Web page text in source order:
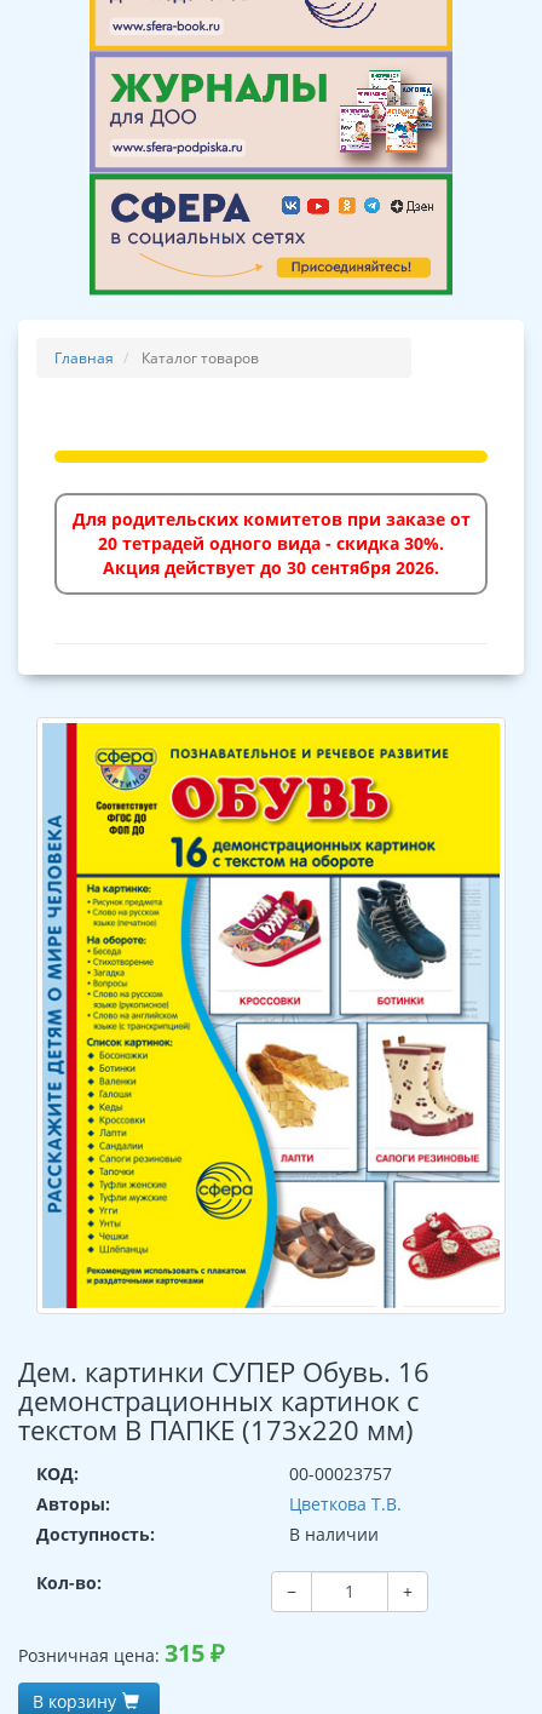
Главная Каталог товаров
Для родительских комитетов при заказе от
20 тетрадей одного вида - скидка 30%.
Акция действует до 30 сентября 2026.
Дем. картинки СУПЕР Обувь. 16
демонстрационных картинок с
текстом В ПАПКЕ (173х220 мм)
КОД:
00-00023757
Авторы:
Цветкова Т.В.
Доступность:
В наличии
Кол-во: − +
Розничная цена: 315₽
В корзину